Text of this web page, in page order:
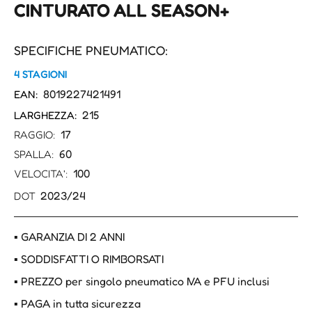
CINTURATO ALL SEASON+
SPECIFICHE PNEUMATICO:
4 STAGIONI
EAN: 8019227421491
LARGHEZZA: 215
RAGGIO: 17
SPALLA: 60
VELOCITA': 100
DOT 2023/24
▪ GARANZIA DI 2 ANNI
▪ SODDISFATTI O RIMBORSATI
▪ PREZZO per singolo pneumatico IVA e PFU inclusi
▪ PAGA in tutta sicurezza